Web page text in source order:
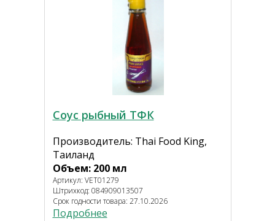
Соус рыбный ТФК
Производитель: Thai Food King,
Таиланд
Объем: 200 мл
Артикул: VET01279
Штрихкод: 084909013507
Срок годности товара: 27.10.2026
Подробнее